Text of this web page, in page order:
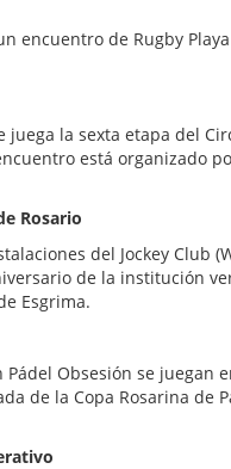
encuentro de Rugby
la sexta etapa del
está organizado
Rosario
del Jockey Club
de la institución
Esgrima.
Obsesión se juegan
de la Copa Rosarina de